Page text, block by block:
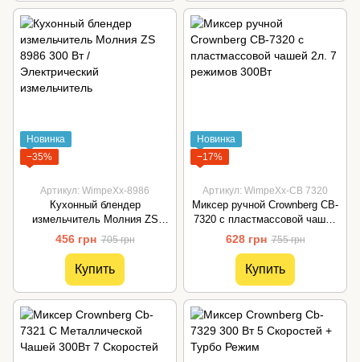
Новинка
−35%
Артикул: WimpeXx-8986
Кухонный блендер
измельчитель Молния ZS
8986 300 Вт / Электрический
измельчитель
456 грн 705 грн
Купить
Новинка
−17%
Артикул: WimpeXx-CB 7320
Миксер ручной Crownberg CB-
7320 с пластмассовой чашей
2л. 7 режимов 300Вт
628 грн 755 грн
Купить